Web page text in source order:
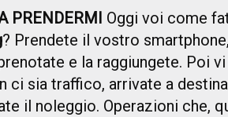
PRENDERMI Oggi voi come
? Prendete il vostro
e la raggiungete. Poi
ci sia traffico, arrivate a
il noleggio. Operazioni che,